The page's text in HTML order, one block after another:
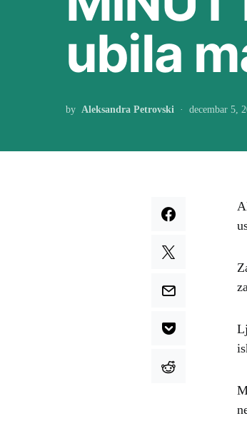
ubila
by Aleksandra Petrovski decembar 5,